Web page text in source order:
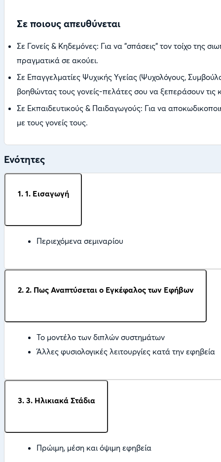
Σε ποιους απευθύνεται
Σε Γονείς & Κηδεμόνες: Για να "σπάσεις" τον τοίχο της
πραγματικά σε ακούει.
Σε Επαγγελματίες Ψυχικής Υγείας (Ψυχολόγους,
βοηθώντας τους γονείς-πελάτες σου να ξεπεράσουν τις
Σε Εκπαιδευτικούς & Παιδαγωγούς: Για να
με τους γονείς τους.
Ενότητες
1. 1. Εισαγωγή
Περιεχόμενα σεμιναρίου
2. 2. Πως Αναπτύσεται ο Εγκέφαλος των Εφήβων
Το μοντέλο των διπλών συστημάτων
Άλλες φυσιολογικές λειτουργίες κατά την εφηβεία
3. 3. Ηλικιακά Στάδια
Πρώιμη, μέση και όψιμη εφηβεία